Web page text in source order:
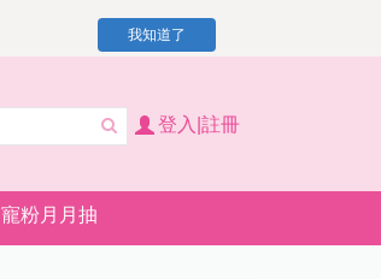
我知道了
登入|註冊
寵粉月月抽